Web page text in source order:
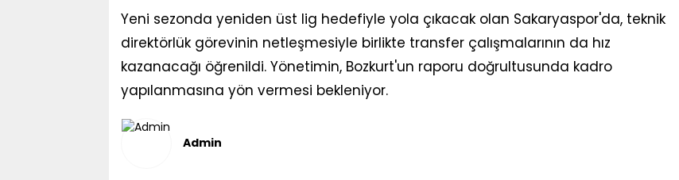
Yeni sezonda yeniden üst lig hedefiyle yola çıkacak olan Sakaryaspor'da, teknik
direktörlük görevinin netleşmesiyle birlikte transfer çalışmalarının da hız
kazanacağı öğrenildi. Yönetimin, Bozkurt'un raporu doğrultusunda kadro
yapılanmasına yön vermesi bekleniyor.
Admin